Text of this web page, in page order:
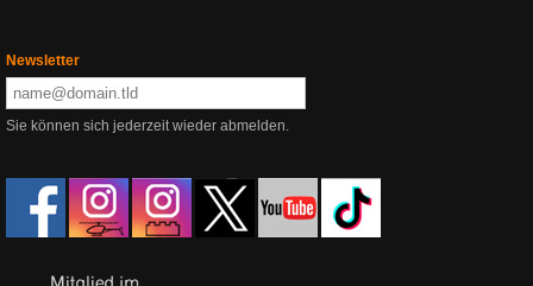
Newsletter
Sie können sich jederzeit wieder abmelden.